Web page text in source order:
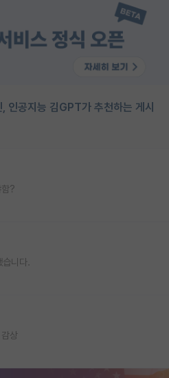
인공지능 김GPT가 추천하는 게시
?
니다.
상